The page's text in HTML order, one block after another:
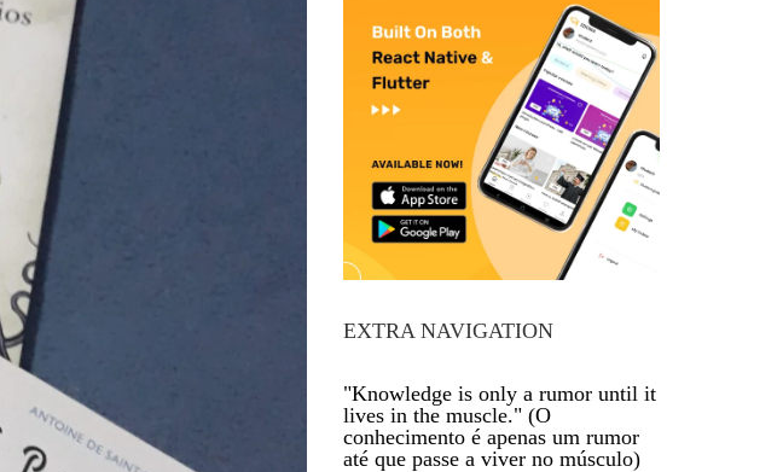
EXTRA NAVIGATION
"Knowledge is only a rumor until it
lives in the muscle." (O
conhecimento é apenas um rumor
até que passe a viver no músculo)